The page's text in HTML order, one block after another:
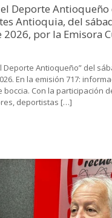
Deporte Antioqueño
Antioquia, del
2026, por la Emisora
Deporte Antioqueño” del
En la emisión 717:
boccia. Con la participación
deportistas […]